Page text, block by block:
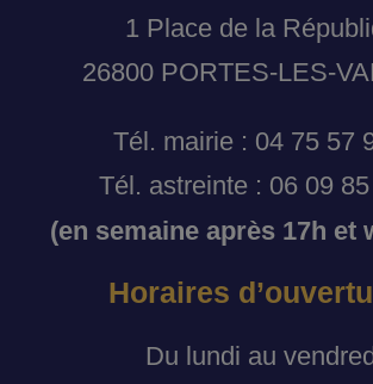
1 Place de la
26800 PORTES-LES-
Tél. mairie : 04 75 57
Tél. astreinte : 06 09
(en semaine après 17h et
Horaires
Du lundi au